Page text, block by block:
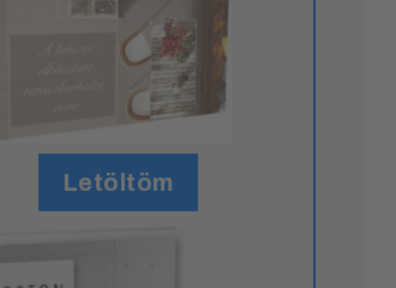
Letöltöm